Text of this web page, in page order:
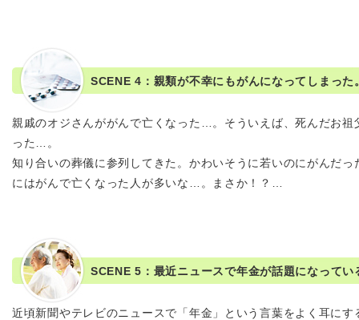
SCENE 4：親類が不幸にもがんになってしまった
親戚のオジさんががんで亡くなった…。そういえば、死んだお祖
った…。
知り合いの葬儀に参列してきた。かわいそうに若いのにがんだ
にはがんで亡くなった人が多いな…。まさか！？…
SCENE 5：最近ニュースで年金が話題になって
近頃新聞やテレビのニュースで「年金」という言葉をよく耳に